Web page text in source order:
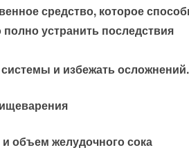
средство, которое
устранить последствия
и избежать осложнений.
объем желудочного сока